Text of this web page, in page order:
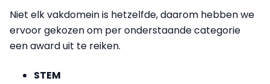
Niet elk vakdomein is hetzelfde, daarom hebben we
ervoor gekozen om per onderstaande categorie
een award uit te reiken.
STEM